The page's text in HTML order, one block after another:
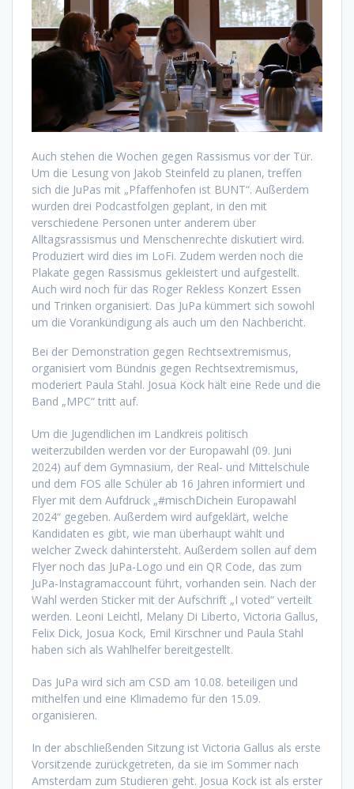
Auch stehen die Wochen gegen Rassismus vor der Tür.
Um die Lesung von Jakob Steinfeld zu planen, treffen
sich die JuPas mit „Pfaffenhofen ist BUNT“. Außerdem
wurden drei Podcastfolgen geplant, in den mit
verschiedene Personen unter anderem über
Alltagsrassismus und Menschenrechte diskutiert wird.
Produziert wird dies im LoFi. Zudem werden noch die
Plakate gegen Rassismus gekleistert und aufgestellt.
Auch wird noch für das Roger Rekless Konzert Essen
und Trinken organisiert. Das JuPa kümmert sich sowohl
um die Vorankündigung als auch um den Nachbericht.
Bei der Demonstration gegen Rechtsextremismus,
organisiert vom Bündnis gegen Rechtsextremismus,
moderiert Paula Stahl. Josua Kock hält eine Rede und die
Band „MPC“ tritt auf.
Um die Jugendlichen im Landkreis politisch
weiterzubilden werden vor der Europawahl (09. Juni
2024) auf dem Gymnasium, der Real- und Mittelschule
und dem FOS alle Schüler ab 16 Jahren informiert und
Flyer mit dem Aufdruck „#mischDichein Europawahl
2024“ gegeben. Außerdem wird aufgeklärt, welche
Kandidaten es gibt, wie man überhaupt wählt und
welcher Zweck dahintersteht. Außerdem sollen auf dem
Flyer noch das JuPa-Logo und ein QR Code, das zum
JuPa-Instagramaccount führt, vorhanden sein. Nach der
Wahl werden Sticker mit der Aufschrift „I voted“ verteilt
werden. Leoni Leichtl, Melany Di Liberto, Victoria Gallus,
Felix Dick, Josua Kock, Emil Kirschner und Paula Stahl
haben sich als Wahlhelfer bereitgestellt.
Das JuPa wird sich am CSD am 10.08. beteiligen und
mithelfen und eine Klimademo für den 15.09.
organisieren.
In der abschließenden Sitzung ist Victoria Gallus als erste
Vorsitzende zurückgetreten, da sie im Sommer nach
Amsterdam zum Studieren geht. Josua Kock ist als erster